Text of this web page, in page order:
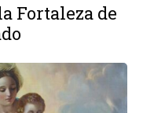
Fortaleza de